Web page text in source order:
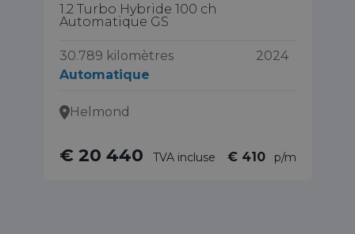
1.2 Turbo Hybride 100 ch
Automatique GS
30.789 kilomètres
2024
Automatique
Helmond
€ 20 440 TVA incluse € 410 p/m